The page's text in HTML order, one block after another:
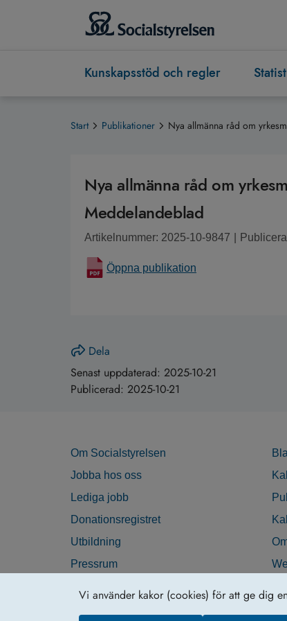
Vi använder kakor (cookies) för att ge dig
Kunskapsstöd och regler
Start Publikationer Nya allmänna råd om
Nya allmänna råd om
Meddelandeblad
Artikelnummer: 2025-10-9847
Öppna publikation
Dela
Senast uppdaterad: 2025-10-21
Publicerad: 2025-10-21
Om Socialstyrelsen
Jobba hos oss
Lediga jobb
Donationsregistret
Utbildning
Pressrum